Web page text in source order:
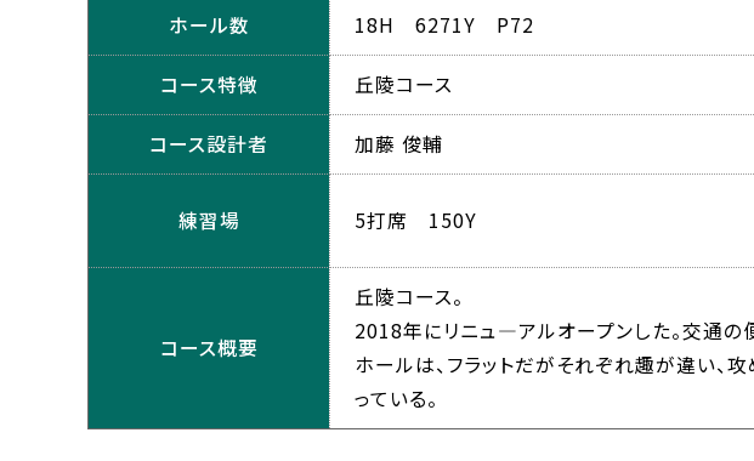
ホール数 18H 6271Y P72
コース特徴 丘陵コース
コース設計者 加藤 俊輔
練習場 5打席 150Y
コース概要
丘陵コース。
2018年にリニュ―アルオープンした。交通の
ホールは、フラットだがそれぞれ趣が違い、
っている。